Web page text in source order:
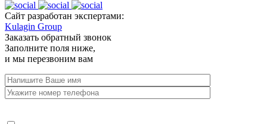
Сайт разработан экспертами:
Kulagin Group
Заказать обратный звонок
Заполните поля ниже,
и мы перезвоним вам